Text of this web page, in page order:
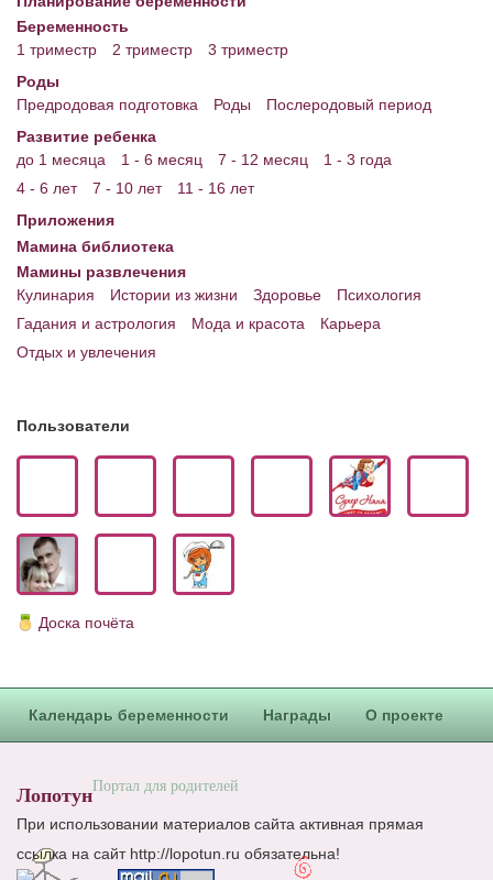
Энциклопедия беременных
Мамина энциклопедия
СЕРВИСЫ И ПРИЛОЖЕНИЯ
Сервис. Оценка роста и веса ребенка
Приложения для Android
Полезные ссылки
НОВОСТИ ЛОПОТУНА
Беременность
1 триместр
2 триместр
3 триместр
Роды
Предродовая подготовка
Роды
Послеродовый период
Развитие ребенка
до 1 месяца
1 - 6 месяц 7 - 12 месяц
1 - 3 года
4 - 6 лет
7 - 10 лет
11 - 16 лет
Приложения
Мамина библиотека
Мамины развлечения
Кулинария
Истории из жизни Здоровье
Психология
Гадания и астрология
Мода и красота
Карьера
Отдых и увлечения
Пользователи
Доска почёта
Календарь беременности Награды О проекте
ЛопотунПортал для родителей
При использовании материалов сайта активная прямая
ссылка на сайт http://lopotun.ru обязательна!